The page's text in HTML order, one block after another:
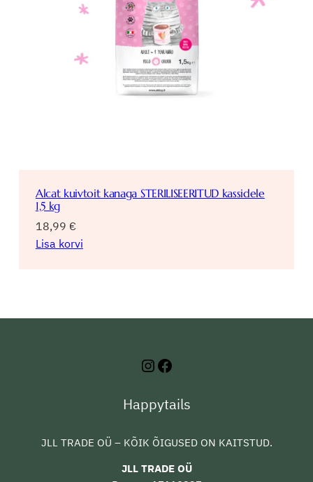
Alcat kuivtoit kanaga STERILISEERITUD kassidele
1,5 kg
18,99 €
Lisa korvi
Instagram
Facebook
Happytails
JLL TRADE OÜ – KÕIK ÕIGUSED ON KAITSTUD.
JLL TRADE OÜ